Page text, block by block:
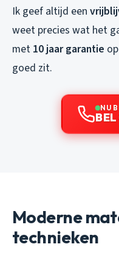
Ik geef altijd een
weet precies wat het
met 10 jaar garantie
goed zit.
NU
Moderne
technieken